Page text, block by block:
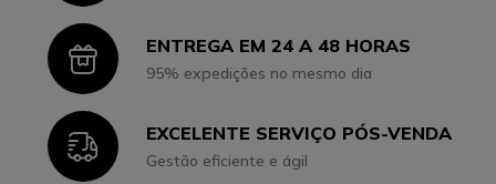
IconENTREGA EM 24 A 48 HORAS
95% expedições no mesmo dia
IconEXCELENTE SERVIÇO PÓS-VENDA
Gestão eficiente e ágil